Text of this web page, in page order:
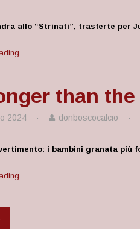
allo “Strinati”, trasferte per
than
2024 · donboscocalcio ·
i bambini granata più